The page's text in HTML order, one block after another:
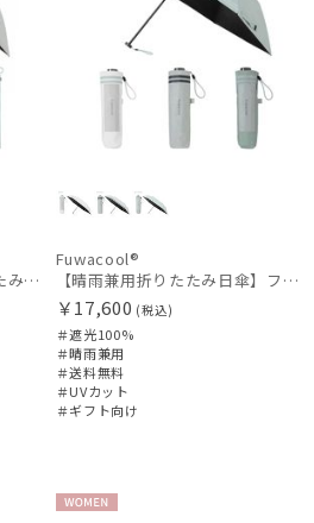
【晴雨兼用自動開閉折りたたみ日傘】フワクール®（Fuwacool®）ダブルライン 遮光100 UV100 ワンタッチ開閉
Fuwacool®
【晴雨兼用折りたたみ日傘】フワクール®（Fuwacool®）ダブルライン 遮光100 UV100 簡単開閉
￥17,600 (税込)
＃遮光100%
＃晴雨兼用
＃送料無料
＃UVカット
＃ギフト向け